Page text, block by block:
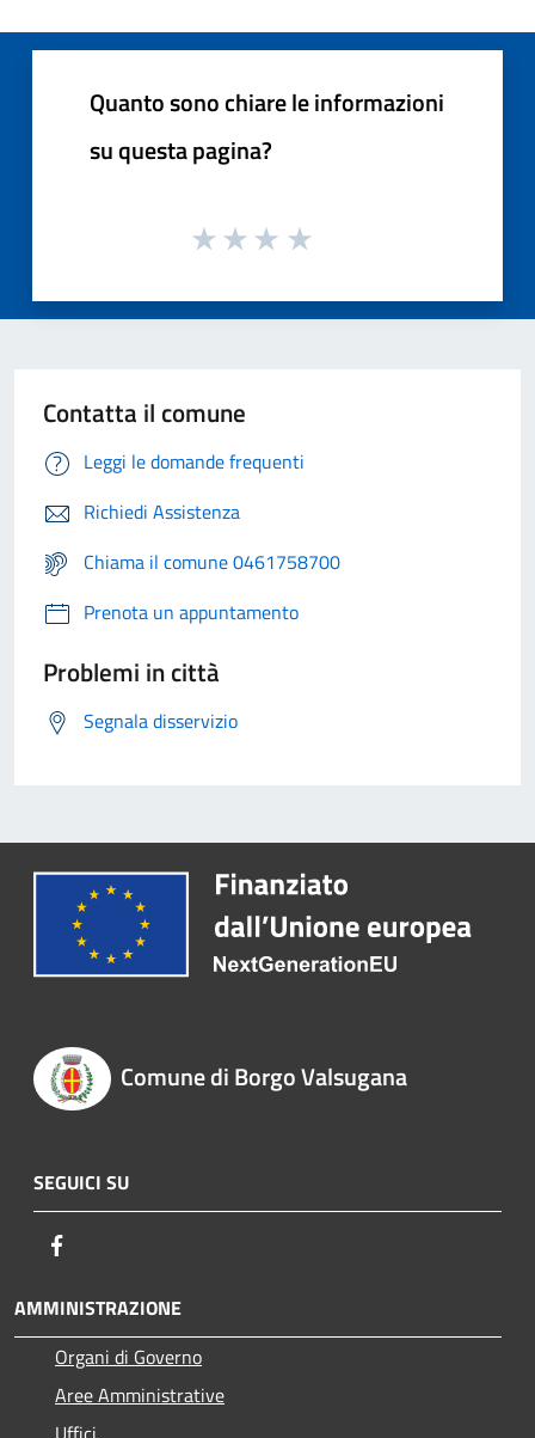
Quanto sono chiare le informazioni
su questa pagina?
Contatta il comune
Leggi le domande frequenti
Richiedi Assistenza
Chiama il comune 0461758700
Prenota un appuntamento
Problemi in città
Segnala disservizio
Comune di Borgo Valsugana
SEGUICI SU
AMMINISTRAZIONE
Organi di Governo
Aree Amministrative